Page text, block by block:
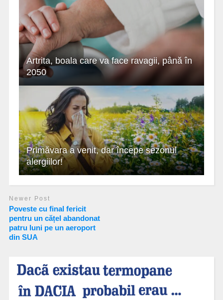
Artrita, boala care va face ravagii, până în
2050
Primăvara a venit, dar începe sezonul
alergiilor!
Newer Post
Poveste cu final fericit
pentru un cățel abandonat
patru luni pe un aeroport
din SUA